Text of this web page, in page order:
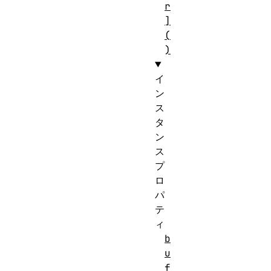
r
]
(
)
イ
ン
ス
タ
ン
ス
プ
ロ
パ
テ
ィ
b
u
f